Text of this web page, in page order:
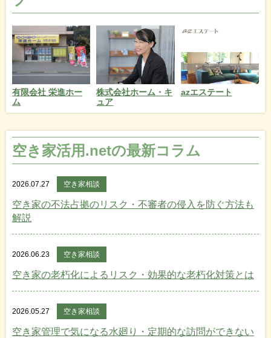
有限会社 栄進ホー
ム
株式会社ホーム・キ
ュア
azエステート
空き家活用.netの最新コラム
2026.07.27 空き家相談
空き家の不法占拠のリスク・不審者の侵入を防ぐ方法も
解説
2026.06.23 空き家相談
空き家の老朽化によるリスク・効果的な老朽化対策とは
2026.05.27 空き家相談
空き家管理で気になる水廻り・定期的な訪問ができない